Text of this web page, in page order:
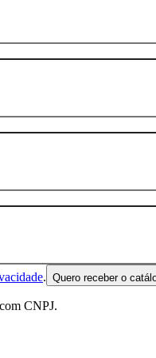
. Quero receber o
CNPJ.